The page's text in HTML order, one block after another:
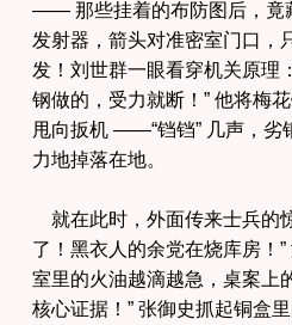
—— 那些挂着的布防图后，竟
发射器，箭头对准密室门口，
发！刘世群一眼看穿机关原理
钢做的，受力就断！” 他将梅
甩向扳机 ——“铛铛” 几声，劣
力地掉落在地。
就在此时，外面传来士兵的
了！黑衣人的余党在烧库房！
室里的火油越滴越急，桌案上
核心证据！” 张御史抓起铜盒